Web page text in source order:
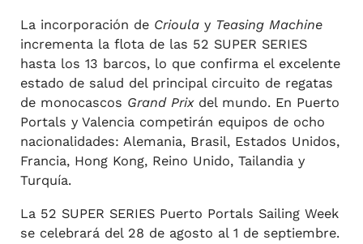
La incorporación de Crioulay Teasing Machine
incrementa la flota de las 52 SUPER SERIES
hasta los 13 barcos, lo que confirma el excelente
estado de salud del principal circuito de regatas
de monocascos Grand Prixdel mundo. En Puerto
Portals y Valencia competirán equipos de ocho
nacionalidades: Alemania, Brasil, Estados Unidos,
Francia, Hong Kong, Reino Unido, Tailandia y
Turquía.
La 52 SUPER SERIES Puerto Portals Sailing Week
se celebrará del 28 de agosto al 1 de septiembre.